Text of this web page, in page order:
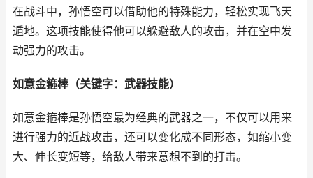
在战斗中，孙悟空可以借助他的特殊能力，轻松实现飞天
遁地。这项技能使得他可以躲避敌人的攻击，并在空中发
动强力的攻击。
如意金箍棒（关键字：武器技能）
如意金箍棒是孙悟空最为经典的武器之一，不仅可以用来
进行强力的近战攻击，还可以变化成不同形态，如缩小变
大、伸长变短等，给敌人带来意想不到的打击。